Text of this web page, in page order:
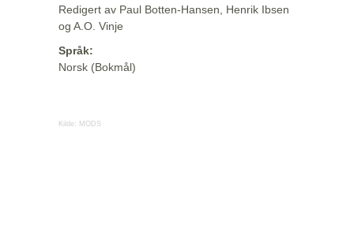
Redigert av Paul Botten-Hansen, Henrik Ibsen
og A.O. Vinje
Språk:
Norsk (Bokmål)
Kilde: MODS